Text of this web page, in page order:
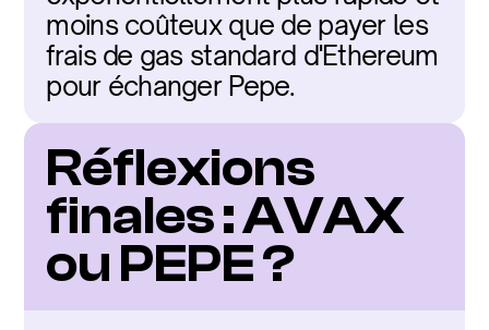
moins coûteux que de payer les
frais de gas standard d'Ethereum
pour échanger Pepe.
Réflexions
finales : AVAX
ou PEPE ?